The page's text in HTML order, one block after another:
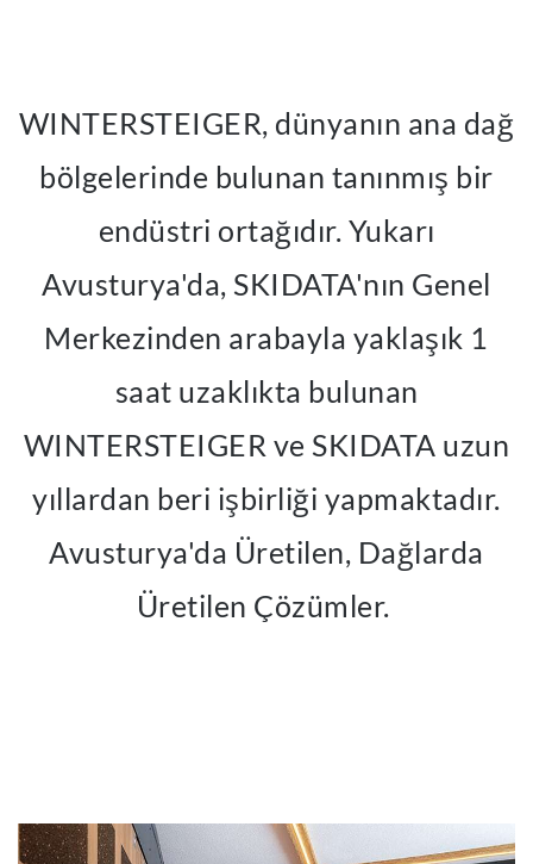
WINTERSTEIGER, dünyanın ana dağ
bölgelerinde bulunan tanınmış bir
endüstri ortağıdır. Yukarı
Avusturya'da, SKIDATA'nın Genel
Merkezinden arabayla yaklaşık 1
saat uzaklıkta bulunan
WINTERSTEIGER ve SKIDATA uzun
yıllardan beri işbirliği yapmaktadır.
Avusturya'da Üretilen, Dağlarda
Üretilen Çözümler.